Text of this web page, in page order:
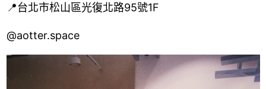
📍台北市松山區光復北路95號1F
@aotter.space